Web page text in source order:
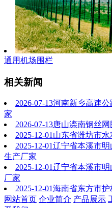
通用机场围栏
相关新闻
2026-07-13河南新乡高速
家
2026-07-13唐山滦南钢丝
2025-12-01 山东省潍坊市
2025-12-01辽宁省本溪市
生产厂家
2025-12-01辽宁省本溪市
厂家
2025-12-01海南省东方市
网站首页 企业简介 产品展示